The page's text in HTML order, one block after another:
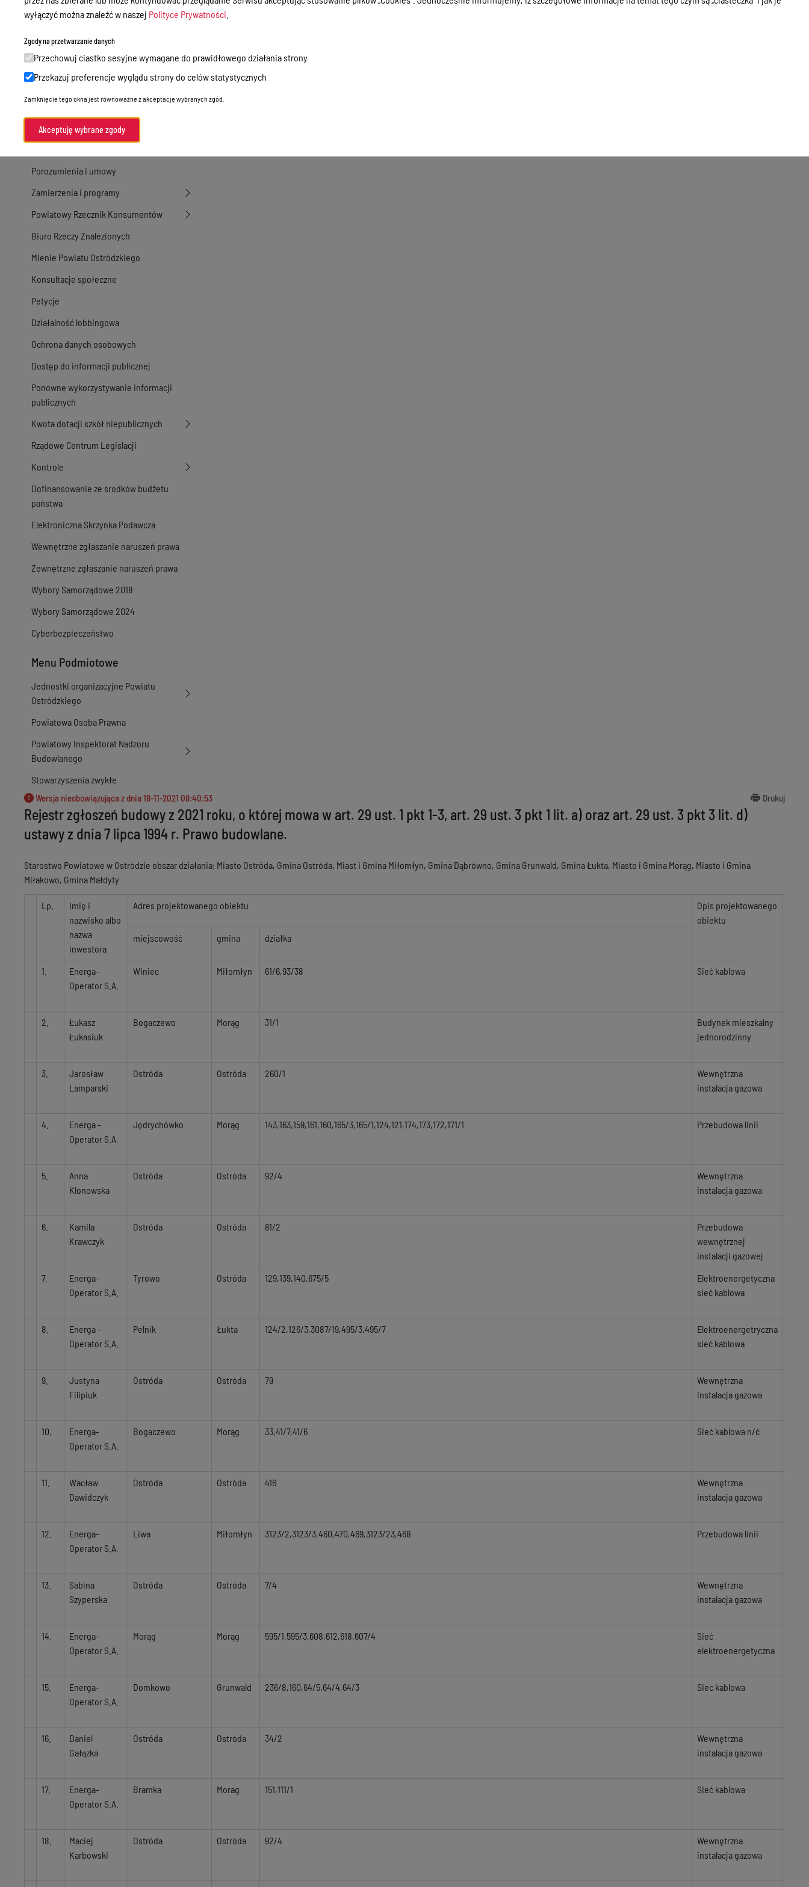
Nieodpłatna Pomoc Prawna
Rejestry, ewidencje i archiwa
Budżet
powiatowego
Organy Powiatu
Porozumienia i umowy
Zamierzenia i programy
Powiatowy Rzecznik Konsumentów
Biuro Rzeczy Znalezionych
Mienie Powiatu Ostródzkiego
Konsultacje społeczne
Petycje
Działalność lobbingowa
Ochrona danych osobowych
Dostęp do informacji publicznej
Ponowne wykorzystywanie informacji
publicznych
Kwota dotacji szkół niepublicznych
Rządowe Centrum Legislacji
Kontrole
Dofinansowanie ze środków budżetu
państwa
Elektroniczna Skrzynka Podawcza
Wewnętrzne zgłaszanie naruszeń prawa
Zewnętrzne zgłaszanie naruszeń prawa
Wybory Samorządowe 2018
Wybory Samorządowe 2024
Cyberbezpieczeństwo
Menu Podmiotowe
Jednostki organizacyjne Powiatu
Ostródzkiego
Powiatowa Osoba Prawna
Powiatowy Inspektorat Nadzoru
Budowlanego
Stowarzyszenia zwykłe
Wersja nieobowiązująca z dnia18-11-2021 08:40:53 Drukuj
Rejestr zgłoszeń budowy z 2021 roku, o której mowa w art. 29 ust. 1 pkt 1-3, art. 29 ust. 3 pkt 1 lit. a) oraz art. 29 ust. 3 pkt 3 lit. d)
ustawy z dnia 7 lipca 1994 r. Prawo budowlane.
Starostwo Powiatowe w Ostródzie obszar działania: Miasto Ostróda, Gmina Ostróda, Miast i Gmina Miłomłyn, Gmina Dąbrówno, Gmina Grunwald, Gmina Łukta, Miasto i Gmina Morąg, Miasto i Gmina
Miłakowo, Gmina Małdyty
Lp.
Imię i
nazwisko albo
nazwa
inwestora
Adres projektowanego obiektu
Opis projektowanego
obiektu
miejscowość gmina działka
1.
Energa-
Operator S.A.
Winiec Miłomłyn 61/6,93/38 Sieć kablowa
2.
Łukasz
Łukasiuk
Bogaczewo Morąg 31/1
Budynek mieszkalny
jednorodzinny
3.
Jarosław
Lamparski
Ostróda Ostróda 260/1
Wewnętrzna
instalacja gazowa
4.
Energa -
Operator S.A.
Jędrychówko Morąg 143,163,159,161,160,165/3,165/1,124,121,174,173,172,171/1 Przebudowa linii
5.
Anna
Klonowska
Ostróda Ostróda 92/4
Wewnętrzna
instalacja gazowa
6.
Kamila
Krawczyk
Ostróda Ostróda 81/2
Przebudowa
wewnętrznej
instalacji gazowej
7.
Energa-
Operator S.A.
Tyrowo Ostróda 129,139,140,675/5
Elektroenergetyczna
sieć kablowa
8.
Energa -
Operator S.A.
Pelnik Łukta 124/2,126/3,3087/19,495/3,495/7
Elektroenergetryczna
sieć kablowa
9.
Justyna
Filipiuk
Ostróda Ostróda 79
Wewnętrzna
instalacja gazowa
10.
Energa-
Operator S.A.
Bogaczewo Morąg 33,41/7,41/6 Sieć kablowa n/ć
11.
Wacław
Dawidczyk
Ostróda Ostróda 416
Wewnętrzna
instalacja gazowa
12.
Energa-
Operator S.A.
Liwa Miłomłyn 3123/2,3123/3,460,470,469,3123/23,468 Przebudowa linii
13.
Sabina
Szyperska
Ostróda Ostróda 7/4
Wewnętrzna
instalacja gazowa
14.
Energa-
Operator S.A.
Morąg Morąg 595/1,595/3,608,612,618,607/4
Sieć
elektroenergetyczna
15.
Energa-
Operator S.A.
Domkowo Grunwald 236/8,160,64/5,64/4,64/3 Siec kablowa
16.
Daniel
Gałązka
Ostróda Ostróda 34/2
Wewnętrzna
instalacja gazowa
17.
Energa-
Operator S.A.
Bramka Morag 151,111/1 Sieć kablowa
18.
Maciej
Karbowski
Ostróda Ostróda 92/4
Wewnętrzna
instalacja gazowa
wyłączyć można znaleźć w naszej Polityce Prywatności
Zgody na przetwarzanie danych
Przechowuj ciastko sesyjne wymagane do prawidłowego działania strony
Przekazuj preferencje wyglądu strony do celów statystycznych
Zamknięcie tego okna jest równoważne z akceptację wybranych zgód.
Akceptuję wybrane zgody